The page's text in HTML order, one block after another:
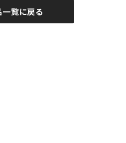
一覧に戻る